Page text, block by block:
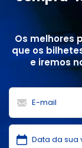
Os melhores
que os
e iremos